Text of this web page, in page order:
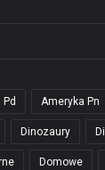
Ameryka Pn
Dinozaury
Domowe